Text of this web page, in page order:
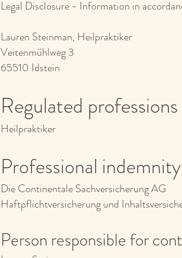
Legal Disclosure - Information in
Lauren Steinman, Heilpraktiker
Veitenmühlweg 3
65510 Idstein
Regulated professions
Heilpraktiker
Professional inde
Die Continentale Sachversicherung AG
Haftpflichtversicherung und
Person responsible for c